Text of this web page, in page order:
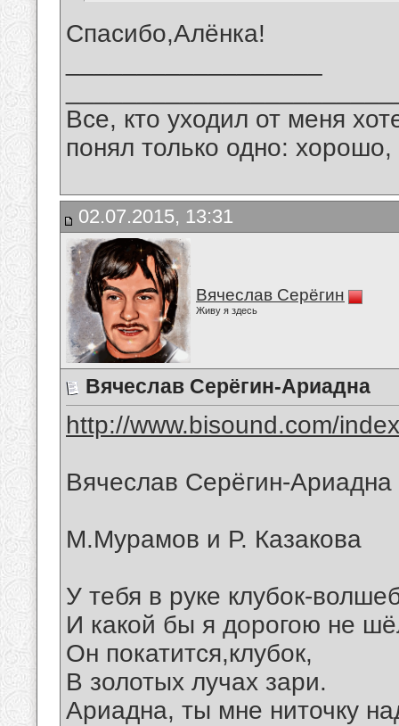
Спасибо,Алёнка!
Все, кто уходил от меня
понял только одно:
02.07.2015, 13:31
Вячеслав Серёгин
Живу я здесь
Вячеслав Серёгин-Ариадна
http://www.bisound.com/
Вячеслав Серёгин-Ариадна
М.Мурамов и Р. Казакова
У тебя в руке клубок-
И какой бы я дорогою не
Он покатится,клубок,
В золотых лучах зари.
Ариадна, ты мне ниточку